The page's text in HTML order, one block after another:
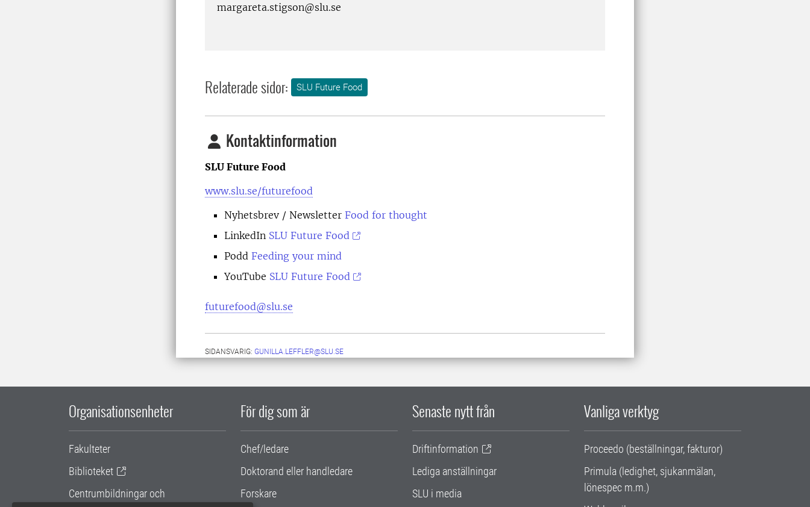
margareta.stigson@slu.se
Relaterade sidor: SLU Future Food
Kontaktinformation
SLU Future Food
www.slu.se/futurefood
Nyhetsbrev / Newsletter Food for thought
LinkedIn SLU Future Food
Podd Feeding your mind
YouTube SLU Future Food
futurefood@slu.se
SIDANSVARIG: GUNILLA.LEFFLER@SLU.SE
Organisationsenheter
Fakulteter
Biblioteket
Centrumbildningar och
För dig som är
Chef/ledare
Doktorand eller handledare
Forskare
Senaste nytt från
Driftinformation
Lediga anställningar
SLU i media
Vanliga verktyg
Proceedo (beställningar, fakturor)
Primula (ledighet, sjukanmälan,
lönespec m.m.)